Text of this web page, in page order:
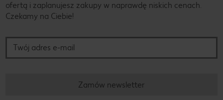
ofertą i zaplanujesz zakupy w naprawdę niskich cenach.
Czekamy na Ciebie!
Zamów newsletter